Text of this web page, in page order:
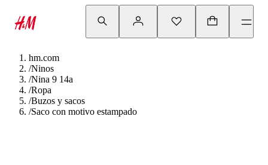
hm.com
/Ninos
/Nina 9 14a
/Ropa
/Buzos y sacos
/Saco con motivo estampado